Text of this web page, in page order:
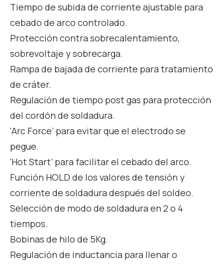
Tiempo de subida de corriente ajustable para
cebado de arco controlado.
Protección contra sobrecalentamiento,
sobrevoltaje y sobrecarga.
Rampa de bajada de corriente para tratamiento
de cráter.
Regulación de tiempo post gas para protección
del cordón de soldadura.
‘Arc Force’ para evitar que el electrodo se
pegue.
‘Hot Start’ para facilitar el cebado del arco.
Función HOLD de los valores de tensión y
corriente de soldadura después del soldeo.
Selección de modo de soldadura en 2 o 4
tiempos.
Bobinas de hilo de 5Kg.
Regulación de inductancia para llenar o